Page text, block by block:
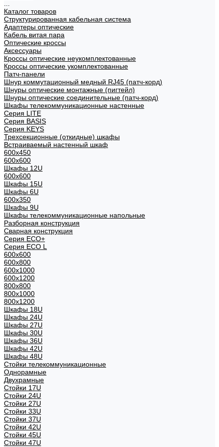
Каталог товаров
Структурированная кабельная система
Адаптеры оптические
Кабель витая пара
Оптические кроссы
Аксессуары
Кроссы оптические неукомплектованные
Кроссы оптические укомплектованные
Патч-панели
Шнур коммутационный медный RJ45 (патч-корд)
Шнуры оптические монтажные (пигтейл)
Шнуры оптические соединительные (патч-корд)
Шкафы телекоммуникационные настенные
Cерия LITE
Cерия BASIS
Cерия KEYS
Трехсекционные (откидные) шкафы
Встраиваемый настенный шкаф
600x450
600x600
Шкафы 12U
600x600
Шкафы 15U
Шкафы 6U
600x350
Шкафы 9U
Шкафы телекоммуникационные напольные
Разборная конструкция
Сварная конструкция
Серия ECO+
Серия ECO L
600x600
600x800
600х1000
600х1200
800x800
800х1000
800х1200
Шкафы 18U
Шкафы 24U
Шкафы 27U
Шкафы 30U
Шкафы 36U
Шкафы 42U
Шкафы 48U
Стойки телекоммуникационные
Однорамные
Двухрамные
Стойки 17U
Стойки 24U
Стойки 27U
Стойки 33U
Стойки 37U
Стойки 42U
Стойки 45U
Стойки 47U